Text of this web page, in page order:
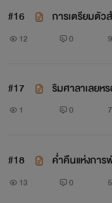
#16 การเตรียมตัว
12 0
#17 ริมศาลาเลยห
1 0
#18 ค่ำคืนแห่งกา
13 0